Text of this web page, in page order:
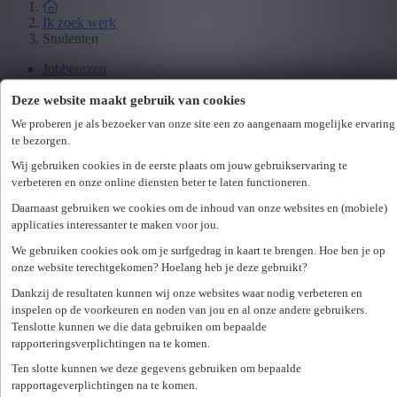
Deze website maakt gebruik van cookies
We proberen je als bezoeker van onze site een zo aangenaam mogelijke ervaring
te bezorgen.
Wij gebruiken cookies in de eerste plaats om jouw gebruikservaring te
verbeteren en onze online diensten beter te laten functioneren.
Daarnaast gebruiken we cookies om de inhoud van onze websites en (mobiele)
applicaties interessanter te maken voor jou.
We gebruiken cookies ook om je surfgedrag in kaart te brengen. Hoe ben je op
onze website terechtgekomen? Hoelang heb je deze gebruikt?
Dankzij de resultaten kunnen wij onze websites waar nodig verbeteren en
inspelen op de voorkeuren en noden van jou en al onze andere gebruikers.
Tenslotte kunnen we die data gebruiken om bepaalde
rapporteringsverplichtingen na te komen.
Ten slotte kunnen we deze gegevens gebruiken om bepaalde
rapportageverplichtingen na te komen.
Ik zoek werk
Studenten
Jobbeurzen
Wetgeving
Ik zoek personeel
Specialisaties
Customer Care
Accounting & Finance
Maritiem
Ik zoek personeel
Hr-diensten
Assessments
Flexi-jobs
Projectsourcing